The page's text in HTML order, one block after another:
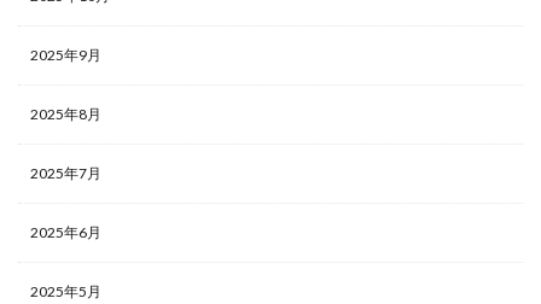
2025年9月
2025年8月
2025年7月
2025年6月
2025年5月